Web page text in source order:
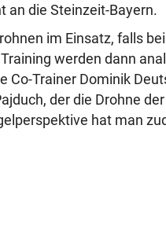
an die Steinzeit-Bayern.
im Einsatz, falls
werden dann
Co-Trainer Dominik
der die Drohne
hat man